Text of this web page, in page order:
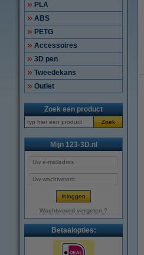
PLA
ABS
PETG
Accessoires
3D pen
Tweedekans
Outlet
Zoek een product
Zoek
Mijn 123-3D.nl
Wachtwoord vergeten ?
Betaalopties: